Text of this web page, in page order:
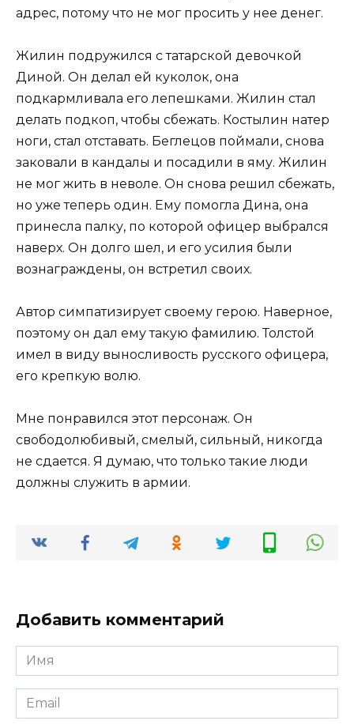
адрес, потому что не мог просить у нее денег.
Жилин подружился с татарской девочкой
Диной. Он делал ей куколок, она
подкармливала его лепешками. Жилин стал
делать подкоп, чтобы сбежать. Костылин натер
ноги, стал отставать. Беглецов поймали, снова
заковали в кандалы и посадили в яму. Жилин
не мог жить в неволе. Он снова решил сбежать,
но уже теперь один. Ему помогла Дина, она
принесла палку, по которой офицер выбрался
наверх. Он долго шел, и его усилия были
вознаграждены, он встретил своих.
Автор симпатизирует своему герою. Наверное,
поэтому он дал ему такую фамилию. Толстой
имел в виду выносливость русского офицера,
его крепкую волю.
Мне понравился этот персонаж. Он
свободолюбивый, смелый, сильный, никогда
не сдается. Я думаю, что только такие люди
должны служить в армии.
Добавить комментарий
Имя
*
Email
*